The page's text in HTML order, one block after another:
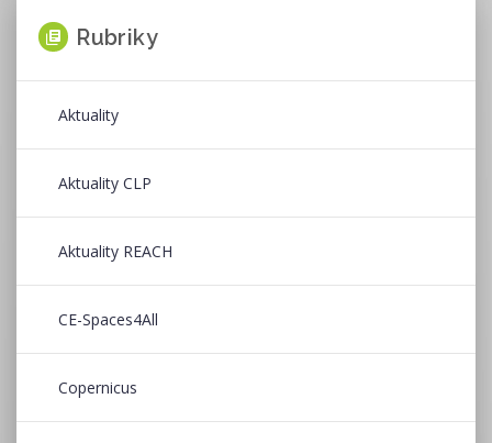
Rubriky
Aktuality
Aktuality CLP
Aktuality REACH
CE-Spaces4All
Copernicus